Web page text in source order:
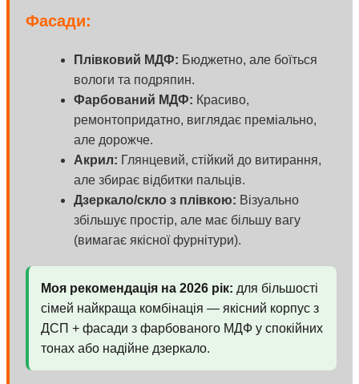
Фасади:
Плівковий МДФ: Бюджетно, але боїться
вологи та подряпин.
Фарбований МДФ: Красиво,
ремонтопридатно, виглядає преміально,
але дорожче.
Акрил: Глянцевий, стійкий до витирання,
але збирає відбитки пальців.
Дзеркало/скло з плівкою: Візуально
збільшує простір, але має більшу вагу
(вимагає якісної фурнітури).
Моя рекомендація на 2026 рік: для більшості
сімей найкраща комбінація — якісний корпус з
ДСП + фасади з фарбованого МДФ у спокійних
тонах або надійне дзеркало.